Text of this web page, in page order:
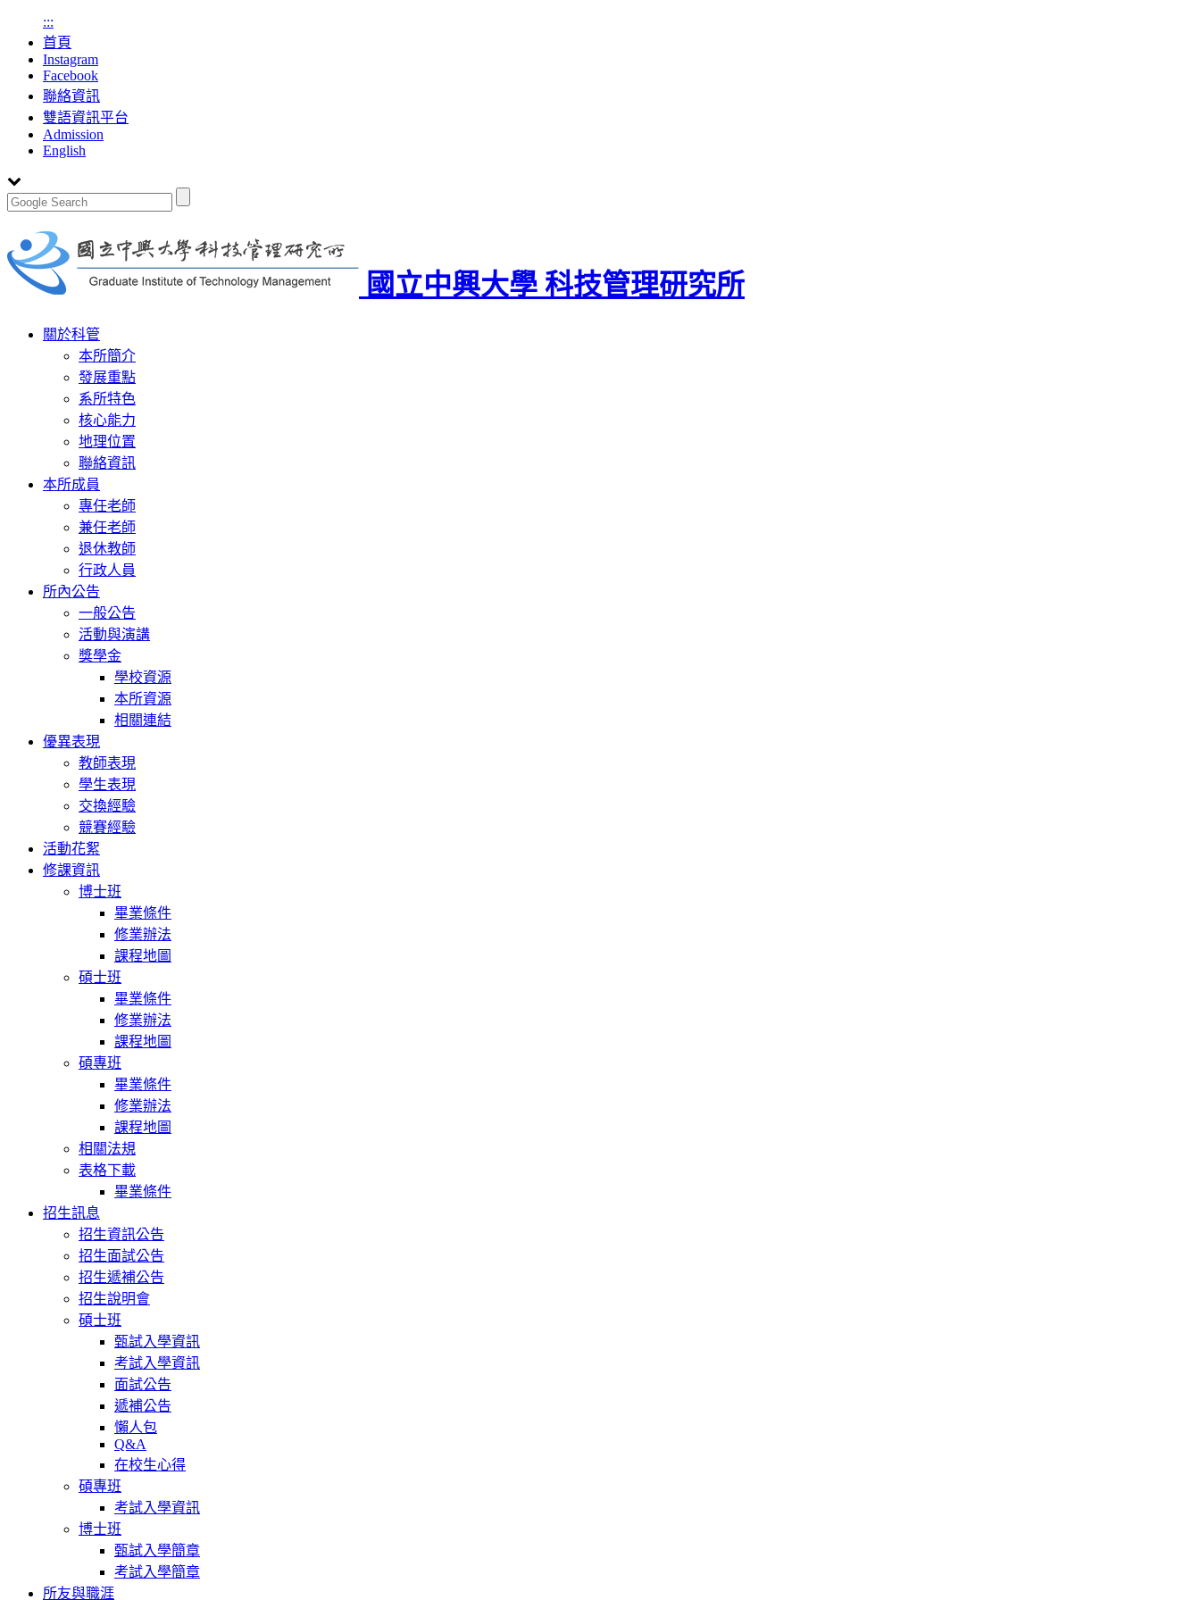
:::
首頁
Instagram
Facebook
聯絡資訊
雙語資訊平台
Admission
English
國立中興大學 科技管理研究所
Toggle
navigation
關於科管
本所簡介
發展重點
系所特色
核心能力
地理位置
聯絡資訊
本所成員
專任老師
兼任老師
退休教師
行政人員
所內公告
一般公告
活動與演講
獎學金
學校資源
本所資源
相關連結
優異表現
教師表現
學生表現
交換經驗
競賽經驗
活動花絮
修課資訊
博士班
畢業條件
修業辦法
課程地圖
碩士班
畢業條件
修業辦法
課程地圖
碩專班
畢業條件
修業辦法
課程地圖
相關法規
表格下載
畢業條件
招生訊息
招生資訊公告
招生面試公告
招生遞補公告
招生說明會
碩士班
甄試入學資訊
考試入學資訊
面試公告
遞補公告
懶人包
Q&A
在校生心得
碩專班
考試入學資訊
博士班
甄試入學簡章
考試入學簡章
所友與職涯